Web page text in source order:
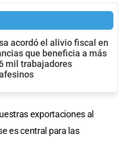
acordó el alivio fiscal en
que beneficia a más
mil trabajadores
exportaciones al
es central para las